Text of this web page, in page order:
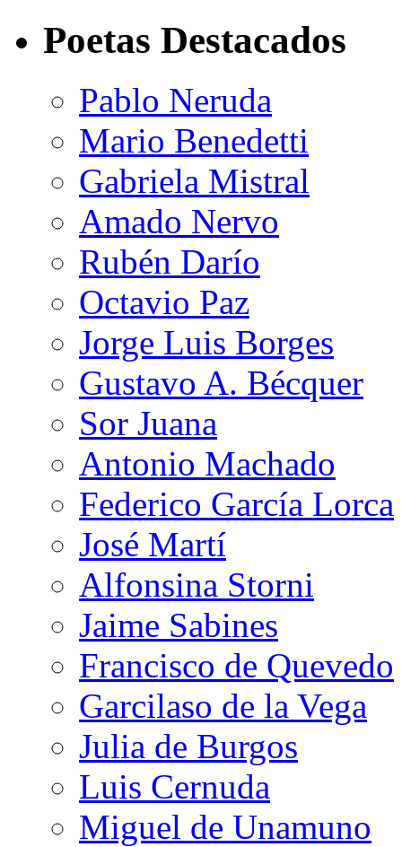
Poetas Destacados
Pablo Neruda
Mario Benedetti
Gabriela Mistral
Amado Nervo
Rubén Darío
Octavio Paz
Jorge Luis Borges
Gustavo A. Bécquer
Sor Juana
Antonio Machado
Federico García Lorca
José Martí
Alfonsina Storni
Jaime Sabines
Francisco de Quevedo
Garcilaso de la Vega
Julia de Burgos
Luis Cernuda
Miguel de Unamuno